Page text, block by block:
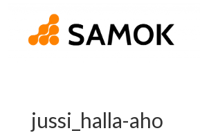
jussi_halla-aho